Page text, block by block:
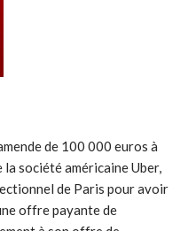
de 100 000 euros à
société américaine Uber,
de Paris pour avoir
offre payante de